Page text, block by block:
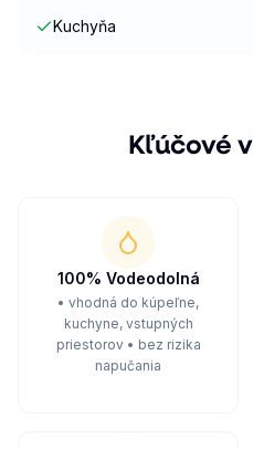
Kuchyňa
Kľúčové
100% Vodeodolná
• vhodná do kúpeľne,
kuchyne, vstupných
priestorov • bez rizika
napučania